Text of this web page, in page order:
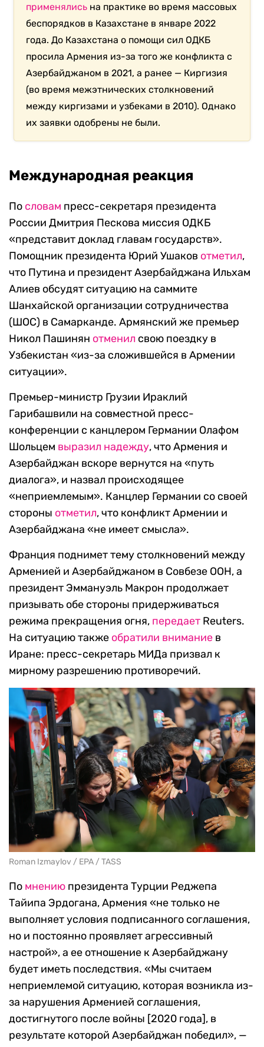
применялись на практике во время массовых
беспорядков в Казахстане в январе 2022
года. До Казахстана о помощи сил ОДКБ
просила Армения из-за того же конфликта с
Азербайджаном в 2021, а ранее — Киргизия
(во время межэтнических столкновений
между киргизами и узбеками в 2010). Однако
их заявки одобрены не были.
Международная реакция
По словам пресс-секретаря президента
России Дмитрия Пескова миссия ОДКБ
«представит доклад главам государств».
Помощник президента Юрий Ушаков отметил,
что Путина и президент Азербайджана Ильхам
Алиев обсудят ситуацию на саммите
Шанхайской организации сотрудничества
(ШОС) в Самарканде. Армянский же премьер
Никол Пашинян отменил свою поездку в
Узбекистан «из-за сложившейся в Армении
ситуации».
Премьер-министр Грузии Ираклий
Гарибашвили на совместной пресс-
конференции с канцлером Германии Олафом
Шольцем выразил надежду, что Армения и
Азербайджан вскоре вернутся на «путь
диалога», и назвал происходящее
«неприемлемым». Канцлер Германии со своей
стороны отметил, что конфликт Армении и
Азербайджана «не имеет смысла».
Франция поднимет тему столкновений между
Арменией и Азербайджаном в Совбезе ООН, а
президент Эммануэль Макрон продолжает
призывать обе стороны придерживаться
режима прекращения огня, передает Reuters.
На ситуацию также обратили внимание в
Иране: пресс-секретарь МИДа призвал к
мирному разрешению противоречий.
Roman Izmaylov / EPA / TASS
По мнению президента Турции Реджепа
Тайипа Эрдогана, Армения «не только не
выполняет условия подписанного соглашения,
но и постоянно проявляет агрессивный
настрой», а ее отношение к Азербайджану
будет иметь последствия. «Мы считаем
неприемлемой ситуацию, которая возникла из-
за нарушения Арменией соглашения,
достигнутого после войны [2020 года], в
результате которой Азербайджан победил», —